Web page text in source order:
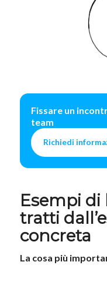
Fissare un
team
Richiedi
Esempi
tratti
concreta
La cosa più